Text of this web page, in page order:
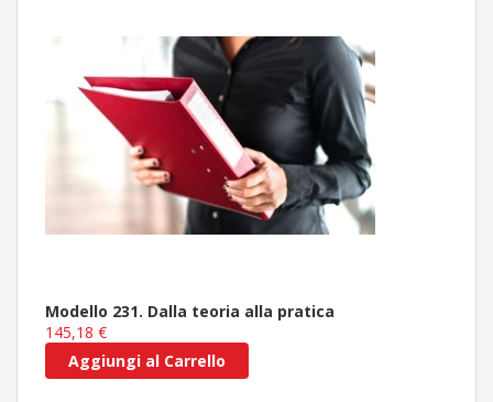
Modello 231. Dalla teoria alla pratica
145,18 €
Aggiungi al Carrello